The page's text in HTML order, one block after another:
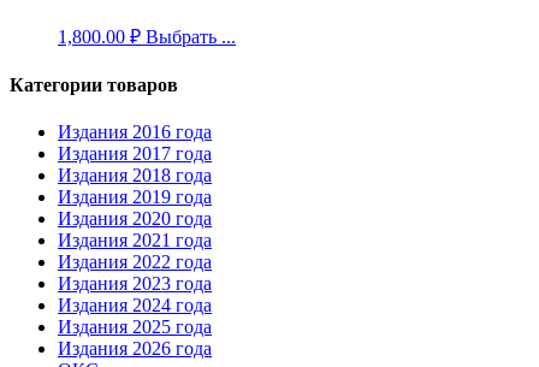
1,800.00 ₽ Выбрать ...
Категории товаров
Издания 2016 года
Издания 2017 года
Издания 2018 года
Издания 2019 года
Издания 2020 года
Издания 2021 года
Издания 2022 года
Издания 2023 года
Издания 2024 года
Издания 2025 года
Издания 2026 года